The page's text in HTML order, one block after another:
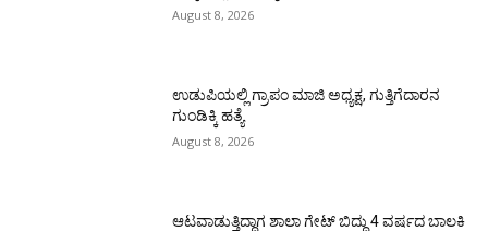
August 8, 2026
ಉಡುಪಿಯಲ್ಲಿ ಗ್ರಾಪಂ ಮಾಜಿ ಅಧ್ಯಕ್ಷ, ಗುತ್ತಿಗೆದಾರನ
ಗುಂಡಿಕ್ಕಿ ಹತ್ಯೆ
August 8, 2026
ಆಟವಾಡುತ್ತಿದ್ದಾಗ ಶಾಲಾ ಗೇಟ್‌ ಬಿದ್ದು 4 ವರ್ಷದ ಬಾಲಕಿ